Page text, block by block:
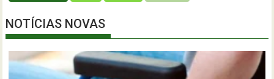
NOTÍCIAS NOVAS